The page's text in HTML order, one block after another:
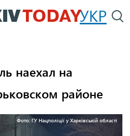
Перейти
к
УКР
наехал на
районе
Фото: ГУ Нацполіції у Харківській області